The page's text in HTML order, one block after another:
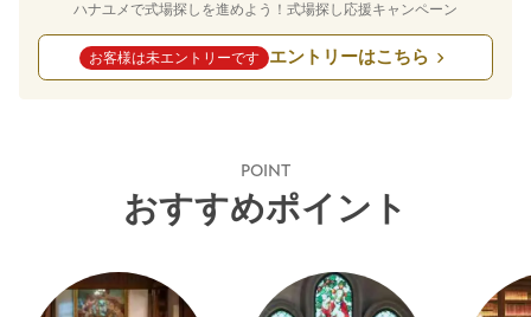
ハナユメで式場探しを進めよう！式場探し応援キャンペーン
お客様は未エントリーです エントリーはこちら
POINT
おすすめポイント